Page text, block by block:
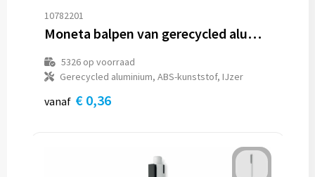
10782201
Moneta balpen van gerecycled aluminium (zwarte inkt)
5326op voorraad
Gerecycled aluminium, ABS-kunststof, IJzer
vanaf € 0,36